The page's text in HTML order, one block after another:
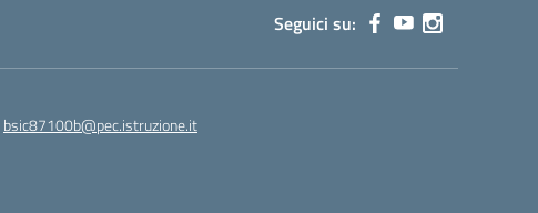
Seguici su:
bsic87100b@pec.istruzione.it